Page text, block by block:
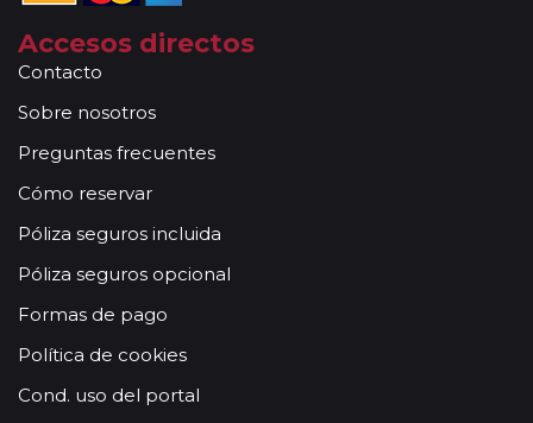
Accesos directos
Contacto
Sobre nosotros
Preguntas frecuentes
Cómo reservar
Póliza seguros incluida
Póliza seguros opcional
Formas de pago
Política de cookies
Cond. uso del portal